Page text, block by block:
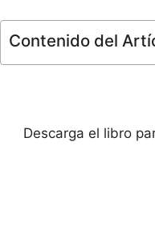
Contenido del
Descarga el libro